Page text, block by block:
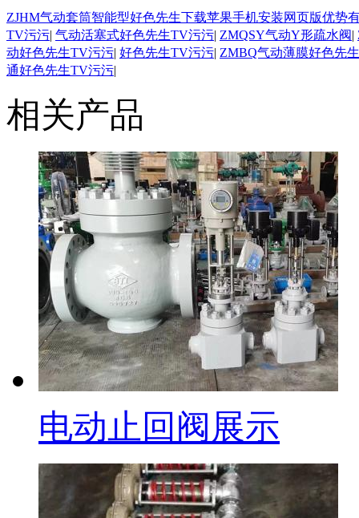
ZJHM气动套筒智能型好色先生下载苹果手机安装网页版优势
TV污污| 气动活塞式好色先生TV污污| ZMQSY气动Y形疏水阀|
动好色先生TV污污| 好色先生TV污污| ZMBQ气动薄膜好色先
通好色先生TV污污|
相关产品
电动止回阀展示